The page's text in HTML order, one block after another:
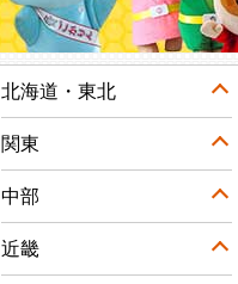
北海道・東北
関東
中部
近畿